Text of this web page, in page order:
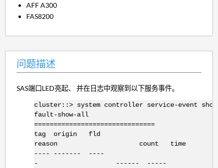
AFF A300
FAS8200
问题描述
SAS端口LED亮起、 并在日志中观察到以下服务事件。
cluster::> system controller service-event show
fault-show-all
===============================
tag origin fld
reason count time
---- ------- ----
- ------ -----